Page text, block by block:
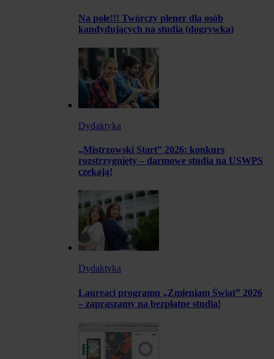
Na pole!!! Twórczy plener dla osób
kandydujących na studia (dogrywka)
Dydaktyka
„Mistrzowski Start” 2026: konkurs
rozstrzygnięty – darmowe studia na USWPS
czekają!
Dydaktyka
Laureaci programu „Zmieniam Świat” 2026
– zapraszamy na bezpłatne studia!